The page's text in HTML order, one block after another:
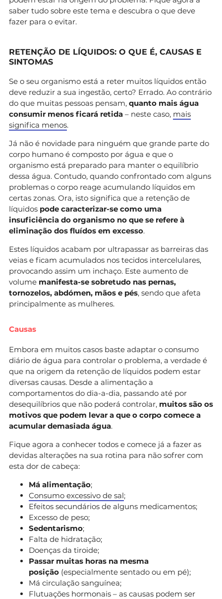
saber tudo sobre este tema e descubra o que deve
fazer para o evitar.
RETENÇÃO DE LÍQUIDOS: O QUE É, CAUSAS E
SINTOMAS
Se o seu organismo está a reter muitos líquidos então
deve reduzir a sua ingestão, certo? Errado. Ao contrário
do que muitas pessoas pensam, quanto mais água
consumir menos ficará retida – neste caso, mais
significa menos.
Já não é novidade para ninguém que grande parte do
corpo humano é composto por água e que o
organismo está preparado para manter o equilíbrio
dessa água. Contudo, quando confrontado com alguns
problemas o corpo reage acumulando líquidos em
certas zonas. Ora, isto significa que a retenção de
líquidos pode caracterizar-se como uma
insuficiência do organismo no que se refere à
eliminação dos fluídos em excesso.
Estes líquidos acabam por ultrapassar as barreiras das
veias e ficam acumulados nos tecidos intercelulares,
provocando assim um inchaço. Este aumento de
volume manifesta-se sobretudo nas pernas,
tornozelos, abdómen, mãos e pés, sendo que afeta
principalmente as mulheres.
Causas
Embora em muitos casos baste adaptar o consumo
diário de água para controlar o problema, a verdade é
que na origem da retenção de líquidos podem estar
diversas causas. Desde a alimentação a
comportamentos do dia-a-dia, passando até por
desequilíbrios que não poderá controlar, muitos são os
motivos que podem levar a que o corpo comece a
acumular demasiada água.
Fique agora a conhecer todos e comece já a fazer as
devidas alterações na sua rotina para não sofrer com
esta dor de cabeça:
Má alimentação;
Consumo excessivo de sal;
Efeitos secundários de alguns medicamentos;
Excesso de peso;
Sedentarismo;
Falta de hidratação;
Doenças da tiroide;
Passar muitas horas na mesma
posição (especialmente sentado ou em pé);
Má circulação sanguínea;
Flutuações hormonais – as causas podem ser